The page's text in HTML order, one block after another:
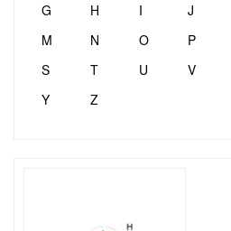
G
H I J
M
N O P
S
T U V
Y
Z